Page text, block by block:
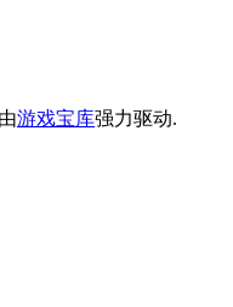
游戏宝库强力驱动.